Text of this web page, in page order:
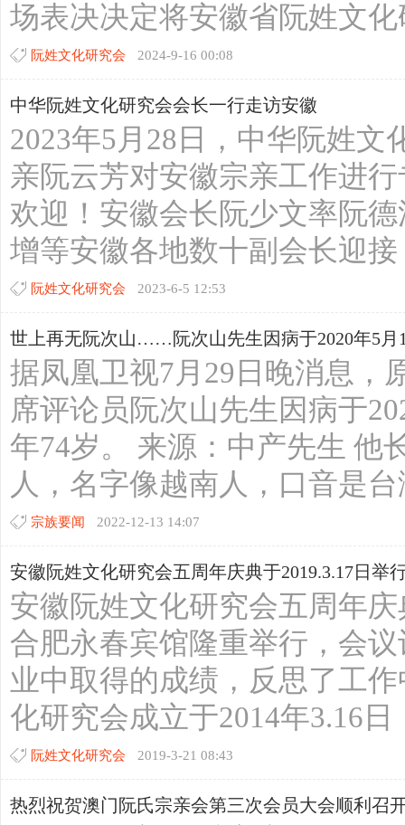
场表决决定将安徽省阮姓文
阮姓文化研究会 2024-9-16 00:08
中华阮姓文化研究会会长一行走访安徽
2023年5月28日，中华阮姓
亲阮云芳对安徽宗亲工作进
欢迎！安徽会长阮少文率阮
增等安徽各地数十副会长迎
阮姓文化研究会 2023-6-5 12:53
世上再无阮次山……阮次山先生因病于2020年5月
据凤凰卫视7月29日晚消息，
席评论员阮次山先生因病于
年74岁。 来源：中产先生 他
人，名字像越南人，口音是
宗族要闻 2022-12-13 14:07
安徽阮姓文化研究会五周年庆典于2019.3.17日举
安徽阮姓文化研究会五周年庆
合肥永春宾馆隆重举行，会
业中取得的成绩，反思了工
化研究会成立于2014年3.16
阮姓文化研究会 2019-3-21 08:43
热烈祝贺澳门阮氏宗亲会第三次会员大会顺利召